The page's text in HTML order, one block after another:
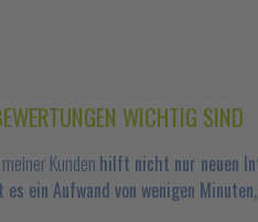
WICHTIG SIND
Kunden hilft nicht nur neuen
es ein Aufwand von wenigen